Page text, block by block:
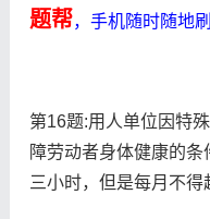
题帮，手机随时随地
第16题:用人单位因特
障劳动者身体健康的
三小时，但是每月不得